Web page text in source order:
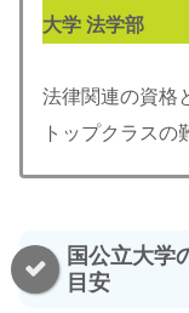
大学 法学部
法律関連の資格
トップクラスの
国公立大学
目安